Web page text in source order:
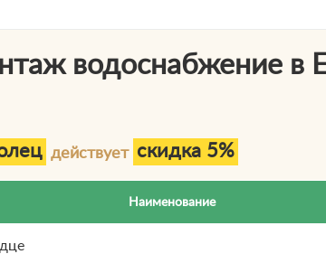
водоснабжение в
действует скидка 5%
Наименование